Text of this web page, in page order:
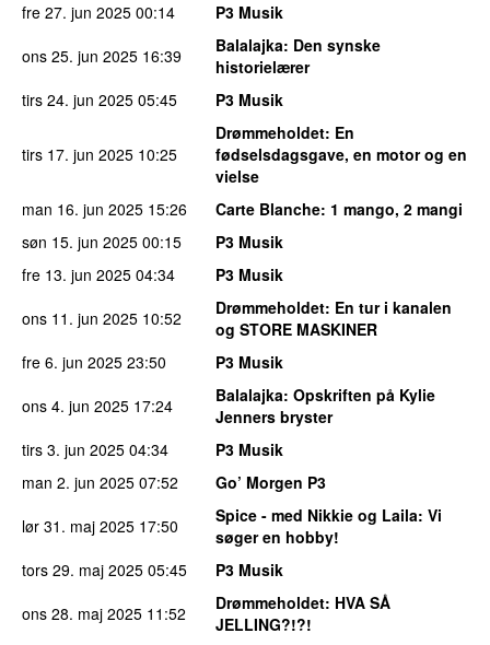
fre 27. jun 2025 00:14
P3 Musik
ons 25. jun 2025 16:39 Balalajka: Den synske
historielærer
tirs 24. jun 2025 05:45 P3 Musik
tirs 17. jun 2025 10:25
Drømmeholdet: En
fødselsdagsgave, en motor og en
vielse
man 16. jun 2025 15:26 Carte Blanche: 1 mango, 2 mangi
søn 15. jun 2025 00:15
P3 Musik
fre 13. jun 2025 04:34
P3 Musik
ons 11. jun 2025 10:52 Drømmeholdet: En tur i kanalen
og STORE MASKINER
fre 6. jun 2025 23:50
P3 Musik
ons 4. jun 2025 17:24 Balalajka: Opskriften på Kylie
Jenners bryster
tirs 3. jun 2025 04:34
P3 Musik
man 2. jun 2025 07:52
Go’ Morgen P3
lør 31. maj 2025 17:50 Spice - med Nikkie og Laila: Vi
søger en hobby!
tors 29. maj 2025 05:45
P3 Musik
ons 28. maj 2025 11:52 Drømmeholdet: HVA SÅ
JELLING?!?!